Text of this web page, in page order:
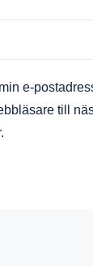
e-
till